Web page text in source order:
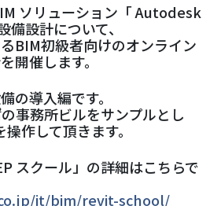
ソリューション「 Autodesk
設計について、
BIM初級者向けのオンライン
開催します。
の導入編です。
事務所ビルをサンプルとし
作して頂きます。
スクール」の詳細はこちらで
it/bim/revit-school/